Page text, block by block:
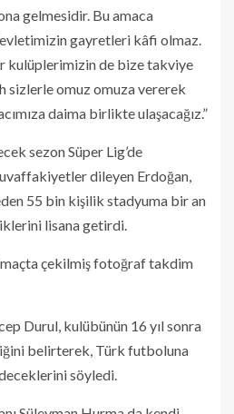
gelmesidir. Bu amaca
gayretleri kâfi olmaz.
kulüplerimizin de bize takviye
sizlerle omuz omuza vererek
daima birlikte ulaşacağız.”
sezon Süper Lig’de
dileyen Erdoğan,
55 bin kişilik stadyuma bir an
lisana getirdi.
maçta çekilmiş fotoğraf takdim
Durul, kulübünün 16 yıl sonra
belirterek, Türk futboluna
söyledi.